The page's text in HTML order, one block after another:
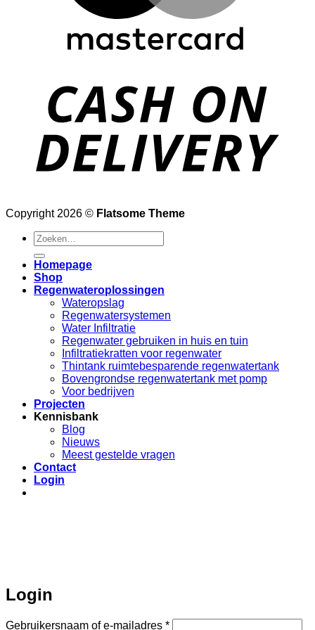
Copyright 2026 © Flatsome Theme
Zoeken
naar:
Homepage
Shop
Regenwateroplossingen
Wateropslag
Regenwatersystemen
Water Infiltratie
Regenwater gebruiken in huis en tuin
Infiltratiekratten voor regenwater
Thintank ruimtebesparende regenwatertank
Bovengrondse regenwatertank met pomp
Voor bedrijven
Projecten
Kennisbank
Blog
Nieuws
Meest gestelde vragen
Contact
Login
Login
Gebruikersnaam of e-mailadres *Vereist